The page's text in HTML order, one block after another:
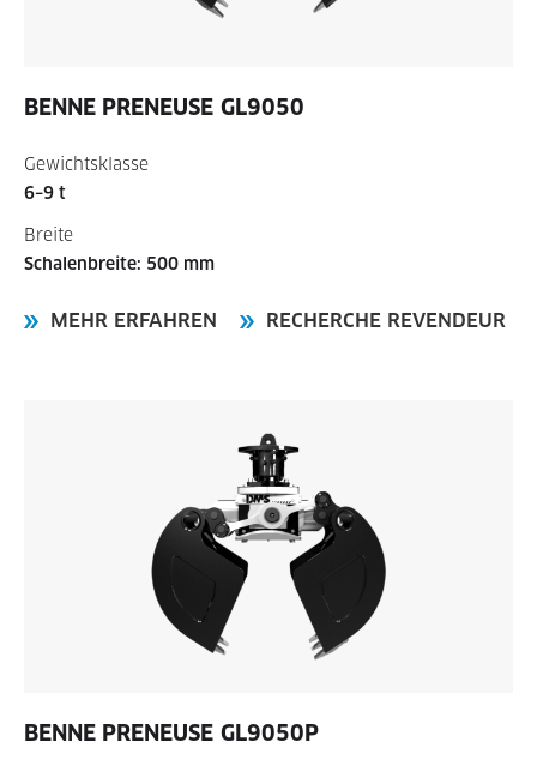
BENNE PRENEUSE GL9050
Gewichtsklasse
6–9 t
Breite
Schalenbreite: 500 mm
MEHR ERFAHREN RECHERCHE REVENDEUR
BENNE PRENEUSE GL9050P